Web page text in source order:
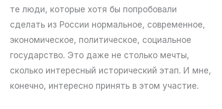
те люди, которые хотя бы попробовали
сделать из России нормальное, современное,
экономическое, политическое, социальное
государство. Это даже не столько мечты,
сколько интересный исторический этап. И мне,
конечно, интересно принять в этом участие.